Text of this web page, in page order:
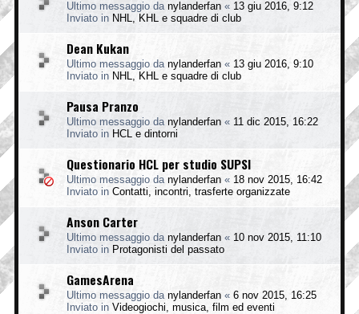
Ultimo messaggio da nylanderfan « 13 giu 2016, 9:12
Inviato in NHL, KHL e squadre di club
Dean Kukan
Ultimo messaggio da nylanderfan « 13 giu 2016, 9:10
Inviato in NHL, KHL e squadre di club
Pausa Pranzo
Ultimo messaggio da nylanderfan « 11 dic 2015, 16:22
Inviato in HCL e dintorni
Questionario HCL per studio SUPSI
Ultimo messaggio da nylanderfan « 18 nov 2015, 16:42
Inviato in Contatti, incontri, trasferte organizzate
Anson Carter
Ultimo messaggio da nylanderfan « 10 nov 2015, 11:10
Inviato in Protagonisti del passato
GamesArena
Ultimo messaggio da nylanderfan « 6 nov 2015, 16:25
Inviato in Videogiochi, musica, film ed eventi